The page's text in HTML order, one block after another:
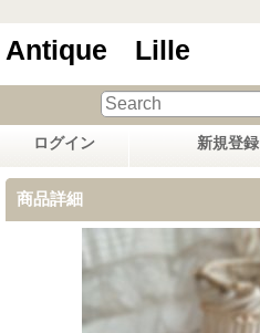
Antique Lille
ログイン 新規登録
商品詳細